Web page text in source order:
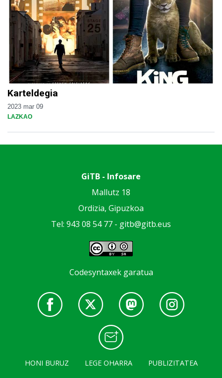
Karteldegia
2023 mar 09
LAZKAO
GiTB - Infosare
Mallutz 18
Ordizia, Gipuzkoa
Tel: 943 08 54 77 - gitb@gitb.eus
Codesyntaxek garatua
HONI BURUZ LEGE OHARRA
PUBLIZITATEA